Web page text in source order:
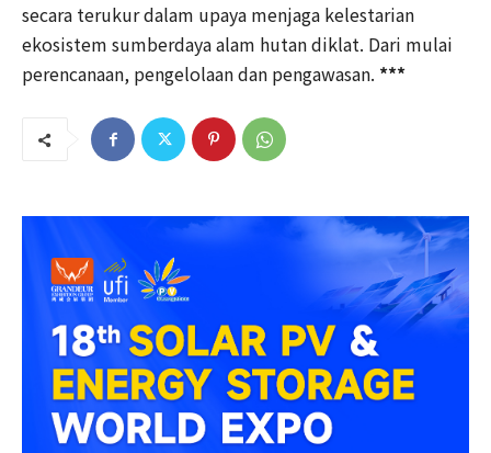
secara terukur dalam upaya menjaga kelestarian
ekosistem sumberdaya alam hutan diklat. Dari mulai
perencanaan, pengelolaan dan pengawasan. ***